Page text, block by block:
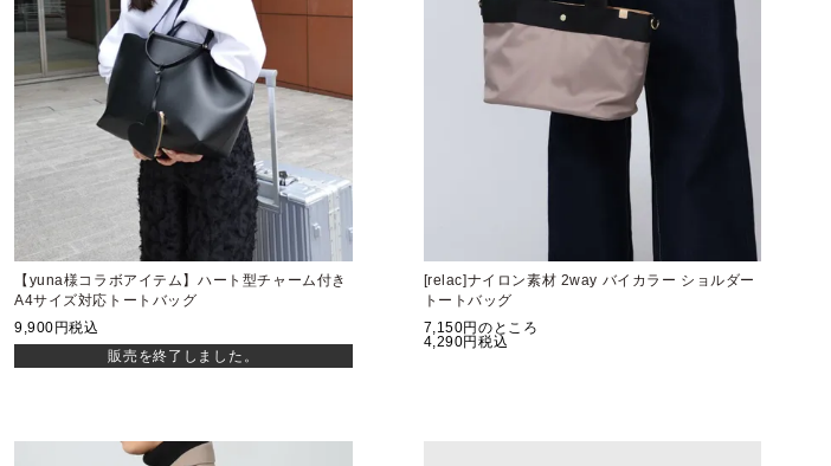
【yuna様コラボアイテム】ハート型チャーム付き
A4サイズ対応トートバッグ
9,900
税込
販売を終了しました。
[relac]ナイロン素材 2way バイカラー ショルダー
トートバッグ
7,150
のところ
4,290
税込